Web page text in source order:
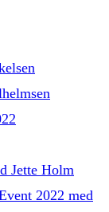
Jette Holm
2022 med